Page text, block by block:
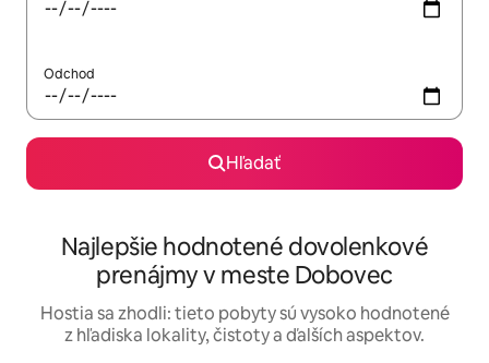
Odchod
Hľadať
Najlepšie hodnotené dovolenkové
prenájmy v meste Dobovec
Hostia sa zhodli: tieto pobyty sú vysoko hodnotené
z hľadiska lokality, čistoty a ďalších aspektov.